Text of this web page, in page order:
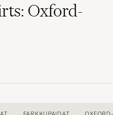
Oxford-
FARKKUPAIDAT